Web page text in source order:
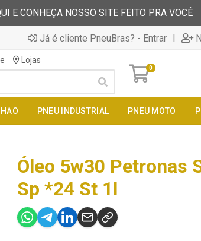
E CONHEÇA NOSSO SITE FEITO PRA VOCÊ
Já é cliente PneuBras? - Entrar |
Lojas
0
PNEU INDUSTRIAL PNEU MOTO
Óleo 5w30 Petronas
Sp *24 St 1l